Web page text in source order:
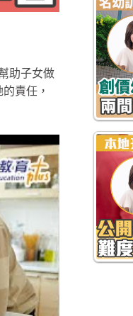
助子女做
責任，